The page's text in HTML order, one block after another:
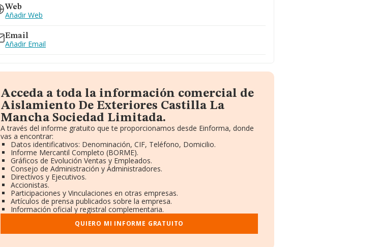
Web
Añadir Web
Email
Añadir Email
Acceda a toda la información comercial de
Aislamiento De Exteriores Castilla La
Mancha Sociedad Limitada.
A través del informe gratuito que te proporcionamos desde Einforma, donde
vas a encontrar:
Datos identificativos: Denominación, CIF, Teléfono, Domicilio.
Informe Mercantil Completo (BORME).
Gráficos de Evolución Ventas y Empleados.
Consejo de Administración y Administradores.
Directivos y Ejecutivos.
Accionistas.
Participaciones y Vinculaciones en otras empresas.
Artículos de prensa publicados sobre la empresa.
Información oficial y registral complementaria.
QUIERO MI INFORME GRATUITO